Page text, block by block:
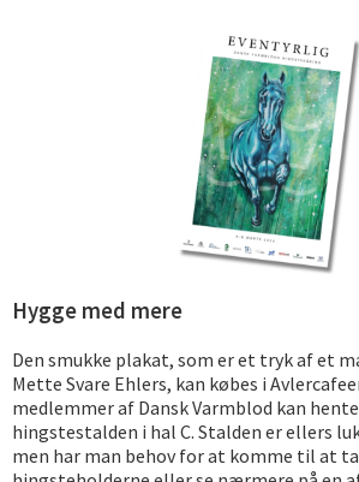
Hygge med mere
Den smukke plakat, som er et tryk af et
Mette Svare Ehlers, kan købes i
medlemmer af Dansk Varmblod kan
hingstestalden i hal C. Stalden er ellers
men har man behov for at komme til at